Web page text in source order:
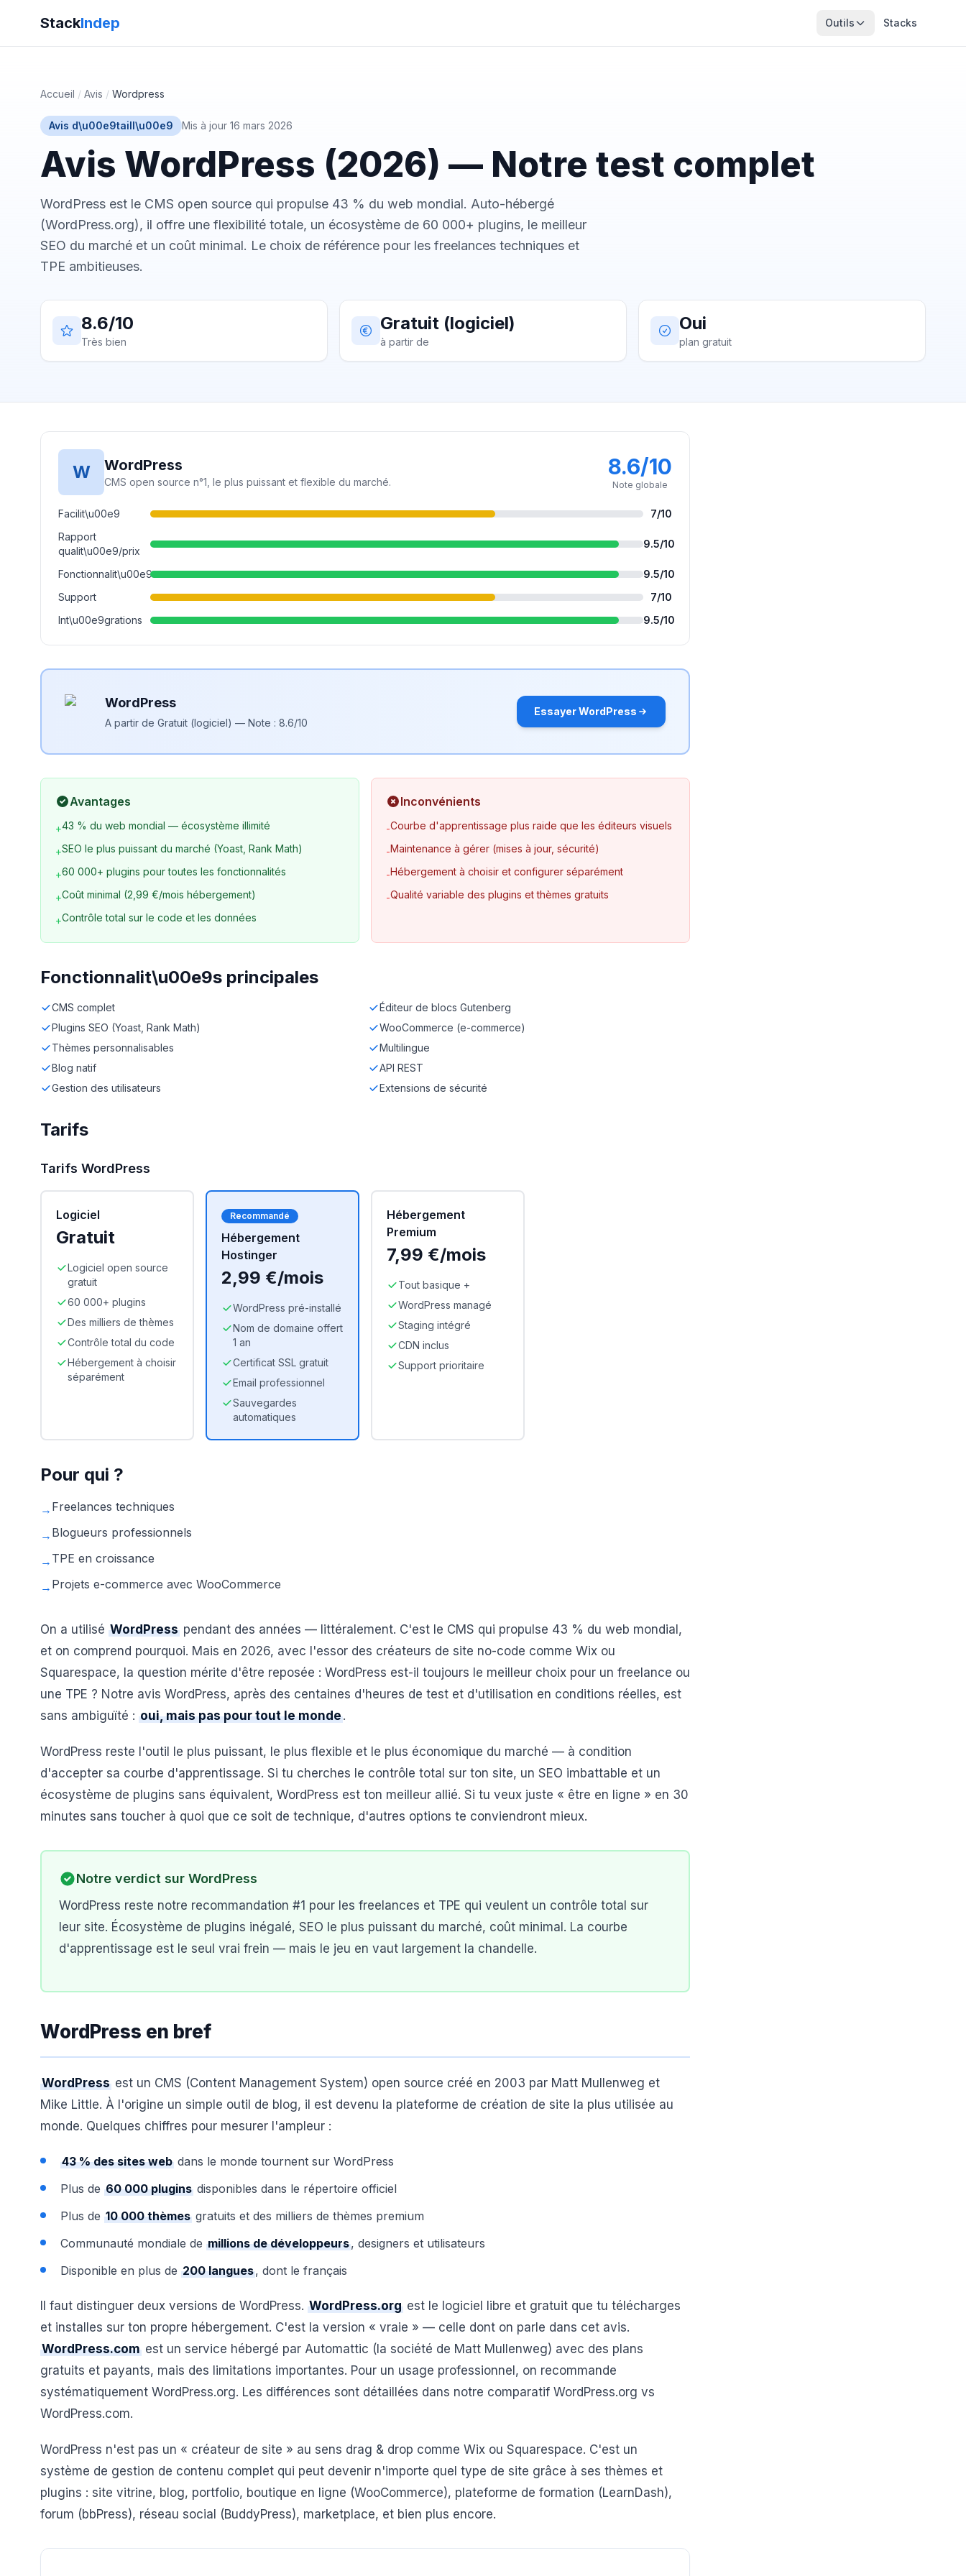
StackIndep Outils Stacks
Accueil / Avis / Wordpress
Avis d\u00e9taill\u00e9 Mis à jour 16 mars 2026
Avis WordPress (2026) — Notre test complet
WordPress est le CMS open source qui propulse 43 % du web mondial. Auto-hébergé
(WordPress.org), il offre une flexibilité totale, un écosystème de 60 000+ plugins, le meilleur
SEO du marché et un coût minimal. Le choix de référence pour les freelances techniques et
TPE ambitieuses.
8.6/10
Très bien
Gratuit (logiciel)
à partir de
Oui
plan gratuit
W WordPress
CMS open source n°1, le plus puissant et flexible du marché.
8.6/10
Note globale
Facilit\u00e9 7/10
Rapport
qualit\u00e9/prix
9.5/10
Fonctionnalit\u00e9s 9.5/10
Support
7/10
Int\u00e9grations
9.5/10
WordPress
A partir de Gratuit (logiciel) — Note : 8.6/10
Essayer WordPress
Avantages
+43 % du web mondial — écosystème illimité
+SEO le plus puissant du marché (Yoast, Rank Math)
+60 000+ plugins pour toutes les fonctionnalités
+Coût minimal (2,99 €/mois hébergement)
+Contrôle total sur le code et les données
Inconvénients
-Courbe d'apprentissage plus raide que les éditeurs visuels
-Maintenance à gérer (mises à jour, sécurité)
-Hébergement à choisir et configurer séparément
-Qualité variable des plugins et thèmes gratuits
Fonctionnalit\u00e9s principales
CMS complet
Éditeur de blocs Gutenberg
Plugins SEO (Yoast, Rank Math)
WooCommerce (e-commerce)
Thèmes personnalisables
Multilingue
Blog natif
API REST
Gestion des utilisateurs
Extensions de sécurité
Tarifs
Tarifs WordPress
Logiciel
Gratuit
Logiciel open source
gratuit
60 000+ plugins
Des milliers de thèmes
Contrôle total du code
Hébergement à choisir
séparément
Recommandé
Hébergement
Hostinger
2,99 €/mois
WordPress pré-installé
Nom de domaine offert
1 an
Certificat SSL gratuit
Email professionnel
Sauvegardes
automatiques
Hébergement
Premium
7,99 €/mois
Tout basique +
WordPress managé
Staging intégré
CDN inclus
Support prioritaire
Pour qui ?
→ Freelances techniques
→ Blogueurs professionnels
→ TPE en croissance
→ Projets e-commerce avec WooCommerce
On a utilisé WordPress pendant des années — littéralement. C'est le CMS qui propulse 43 % du web mondial,
et on comprend pourquoi. Mais en 2026, avec l'essor des créateurs de site no-code comme Wix ou
Squarespace, la question mérite d'être reposée : WordPress est-il toujours le meilleur choix pour un freelance ou
une TPE ? Notre avis WordPress, après des centaines d'heures de test et d'utilisation en conditions réelles, est
sans ambiguïté : oui, mais pas pour tout le monde.
WordPress reste l'outil le plus puissant, le plus flexible et le plus économique du marché — à condition
d'accepter sa courbe d'apprentissage. Si tu cherches le contrôle total sur ton site, un SEO imbattable et un
écosystème de plugins sans équivalent, WordPress est ton meilleur allié. Si tu veux juste « être en ligne » en 30
minutes sans toucher à quoi que ce soit de technique, d'autres options te conviendront mieux.
Notre verdict sur WordPress
WordPress reste notre recommandation #1 pour les freelances et TPE qui veulent un contrôle total sur
leur site. Écosystème de plugins inégalé, SEO le plus puissant du marché, coût minimal. La courbe
d'apprentissage est le seul vrai frein — mais le jeu en vaut largement la chandelle.
WordPress en bref
WordPress est un CMS (Content Management System) open source créé en 2003 par Matt Mullenweg et
Mike Little. À l'origine un simple outil de blog, il est devenu la plateforme de création de site la plus utilisée au
monde. Quelques chiffres pour mesurer l'ampleur :
43 % des sites web dans le monde tournent sur WordPress
Plus de 60 000 plugins disponibles dans le répertoire officiel
Plus de 10 000 thèmes gratuits et des milliers de thèmes premium
Communauté mondiale de millions de développeurs, designers et utilisateurs
Disponible en plus de 200 langues, dont le français
Il faut distinguer deux versions de WordPress. WordPress.org est le logiciel libre et gratuit que tu télécharges
et installes sur ton propre hébergement. C'est la version « vraie » — celle dont on parle dans cet avis.
WordPress.com est un service hébergé par Automattic (la société de Matt Mullenweg) avec des plans
gratuits et payants, mais des limitations importantes. Pour un usage professionnel, on recommande
systématiquement WordPress.org. Les différences sont détaillées dans notre comparatif WordPress.org vs
WordPress.com.
WordPress n'est pas un « créateur de site » au sens drag & drop comme Wix ou Squarespace. C'est un
système de gestion de contenu complet qui peut devenir n'importe quel type de site grâce à ses thèmes et
plugins : site vitrine, blog, portfolio, boutique en ligne (WooCommerce), plateforme de formation (LearnDash),
forum (bbPress), réseau social (BuddyPress), marketplace, et bien plus encore.